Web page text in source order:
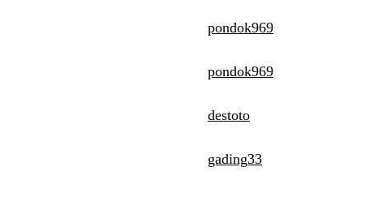
pondok969
pondok969
destoto
gading33